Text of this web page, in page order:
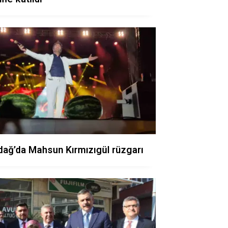
Mahsun Kırmızıgül rüzgarı